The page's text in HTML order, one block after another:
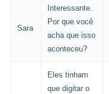
Sara
Interessante.
Por que você
acha que isso
aconteceu?
Eles tinham
que digitar o